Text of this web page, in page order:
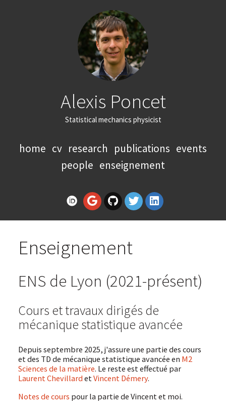
Alexis Poncet
Statistical mechanics physicist
home cv research publications events
people enseignement
Enseignement
ENS de Lyon (2021-présent)
Cours et travaux dirigés de
mécanique statistique avancée
Depuis septembre 2025, j'assure une partie des cours
et des TD de mécanique statistique avancée en M2
Sciences de la matière. Le reste est effectué par
Laurent Chevillard etVincent Démery.
Notes de cours pour la partie de Vincent et moi.